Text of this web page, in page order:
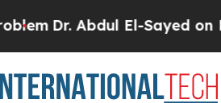
Dr. Abdul El-Sayed on